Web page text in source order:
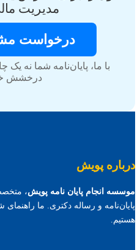
مدیریت
درخواست
با ما، پایان‌نامه شما نه
درخشش
درباره پویش
موسسه انجام پایان نامه پویش،
پایان‌نامه و رساله دکتری. ما
هستیم.